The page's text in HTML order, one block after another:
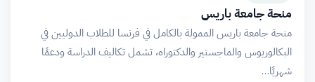
منحة جامعة باريس
منحة جامعة باريس الممولة بالكامل في فرنسا للطلاب الدوليين في
البكالوريوس والماجستير والدكتوراه، تشمل تكاليف الدراسة ودعمًا
شهريًا…